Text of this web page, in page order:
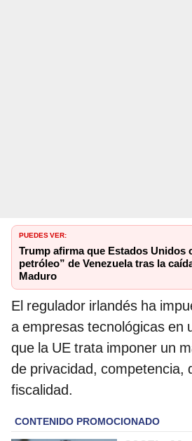
PUEDES VER:
Trump afirma que Estados Unidos
petróleo” de Venezuela tras la
Maduro
El regulador irlandés ha
a empresas tecnológicas en
que la UE trata imponer un
de privacidad, competencia,
fiscalidad.